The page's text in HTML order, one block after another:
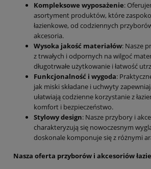
Kompleksowe wyposażenie:
asortyment produktów, które
łazienkowe, od codziennych
akcesoria.
Wysoka jakość materiałów: Nasze
z trwałych i odpornych na wilgoć
długotrwałe użytkowanie i łatwość
Funkcjonalność i wygoda:
jak miski składane i uchwyty
ułatwiają codzienne korzystanie z
komfort i bezpieczeństwo.
Stylowy design: Nasze przybory i
charakteryzują się nowoczesnym
doskonale komponuje się z różnymi
Nasza oferta przyborów i akcesoriów